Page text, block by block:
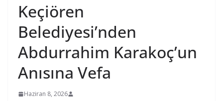
Keçiören
Belediyesi’nden
Abdurrahim Karakoç’un
Anısına Vefa
Haziran 8, 2026